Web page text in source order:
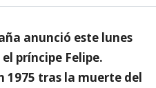
anunció este lunes
príncipe Felipe.
1975 tras la muerte del